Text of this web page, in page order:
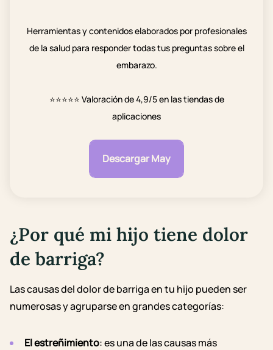
Herramientas y contenidos elaborados por profesionales
de la salud para responder todas tus preguntas sobre el
embarazo.
⭐⭐⭐⭐⭐ Valoración de 4,9/5 en las tiendas de
aplicaciones
Descargar May
¿Por qué mi hijo tiene dolor
de barriga?
Las causas del dolor de barriga en tu hijo pueden ser
numerosas y agruparse en grandes categorías:
El estreñimiento: es una de las causas más